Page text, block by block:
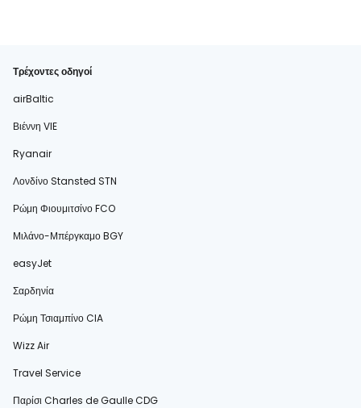
Τρέχοντες οδηγοί
airBaltic
Βιέννη VIE
Ryanair
Λονδίνο Stansted STN
Ρώμη Φιουμιτσίνο FCO
Μιλάνο-Μπέργκαμο BGY
easyJet
Σαρδηνία
Ρώμη Τσιαμπίνο CIA
Wizz Air
Travel Service
Παρίσι Charles de Gaulle CDG